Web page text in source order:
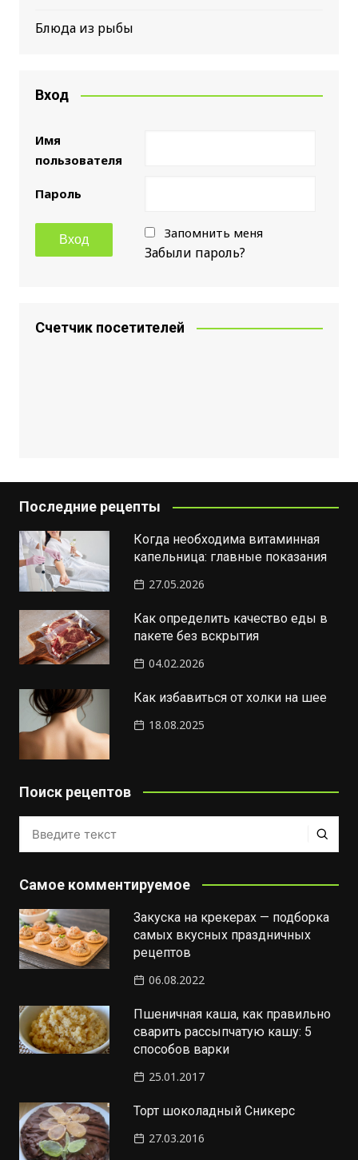
Блюда из рыбы
Вход
Имя
пользователя
Пароль
Запомнить меня
Забыли пароль?
Счетчик посетителей
Последние рецепты
Когда необходима витаминная
капельница: главные показания
27.05.2026
Как определить качество еды в
пакете без вскрытия
04.02.2026
Как избавиться от холки на шее
18.08.2025
Поиск рецептов
Самое комментируемое
Закуска на крекерах — подборка
самых вкусных праздничных
рецептов
06.08.2022
Пшеничная каша, как правильно
сварить рассыпчатую кашу: 5
способов варки
25.01.2017
Торт шоколадный Сникерс
27.03.2016